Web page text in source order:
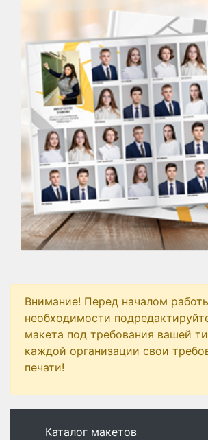
Внимание! Перед началом
необходимости
макета под требования вашей
каждой организации свои
печати!
Каталог макетов